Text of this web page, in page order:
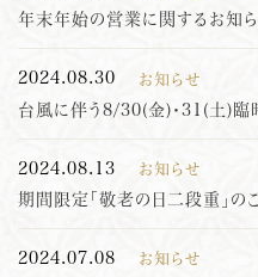
年末年始の営業に関するお知
2024.08.30 お知らせ
台風に伴う8/30(金)・31(土)臨
2024.08.13 お知らせ
期間限定「敬老の日二段重」の
2024.07.08 お知らせ